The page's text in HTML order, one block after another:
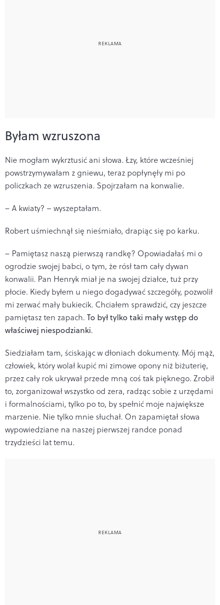
Byłam wzruszona
Nie mogłam wykrztusić ani słowa. Łzy, które wcześniej
powstrzymywałam z gniewu, teraz popłynęły mi po
policzkach ze wzruszenia. Spojrzałam na konwalie.
– A kwiaty? – wyszeptałam.
Robert uśmiechnął się nieśmiało, drapiąc się po karku.
– Pamiętasz naszą pierwszą randkę? Opowiadałaś mi o
ogrodzie swojej babci, o tym, że rósł tam cały dywan
konwalii. Pan Henryk miał je na swojej działce, tuż przy
płocie. Kiedy byłem u niego dogadywać szczegóły, pozwolił
mi zerwać mały bukiecik. Chciałem sprawdzić, czy jeszcze
pamiętasz ten zapach. To był tylko taki mały wstęp do
właściwej niespodzianki.
Siedziałam tam, ściskając w dłoniach dokumenty. Mój mąż,
człowiek, który wolał kupić mi zimowe opony niż biżuterię,
przez cały rok ukrywał przede mną coś tak pięknego. Zrobił
to, zorganizował wszystko od zera, radząc sobie z urzędami
i formalnościami, tylko po to, by spełnić moje największe
marzenie. Nie tylko mnie słuchał. On zapamiętał słowa
wypowiedziane na naszej pierwszej randce ponad
trzydzieści lat temu.